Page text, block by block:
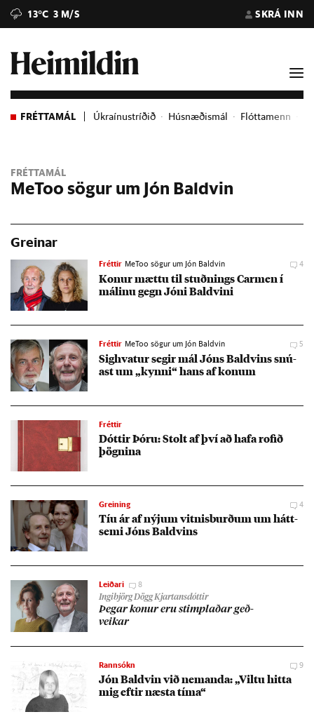
13°C 3 M/S SKRÁ INN
FRÉTTAMÁL Úkraínustríðið Húsnæðismál Flóttamenn
FRÉTTAMÁL
MeToo sögur um Jón Baldvin
Greinar
Fréttir MeToo sögur um Jón Baldvin 4
Kon­ur mættu til stuðn­ings Car­men í
mál­inu gegn Jóni Bald­vini
Fréttir MeToo sögur um Jón Baldvin 5
Sig­hvat­ur seg­ir mál Jóns Bald­vins snú­
ast um „kynni“ hans af kon­um
Fréttir
Dótt­ir Þóru: Stolt af því að hafa rof­ið
þögn­ina
Greining 4
Tíu ár af nýj­um vitn­is­burð­um um hátt­
semi Jóns Bald­vins
Leiðari 8
Ingibjörg Dögg Kjartansdóttir
Þeg­ar kon­ur eru stimpl­að­ar geð­
veik­ar
Rannsókn 9
Jón Bald­vin við nem­anda: „Viltu hitta
mig eft­ir næsta tíma“